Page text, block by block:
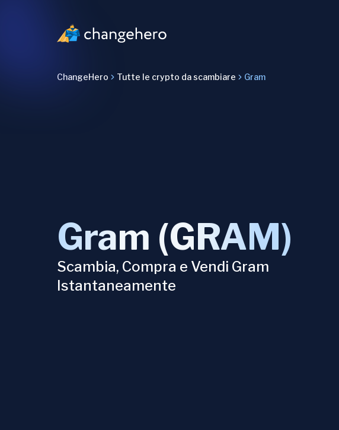
ChangeHero Tutte le crypto da scambiare Gram
Gram (GRAM)
Scambia, Compra e Vendi Gram
Istantaneamente